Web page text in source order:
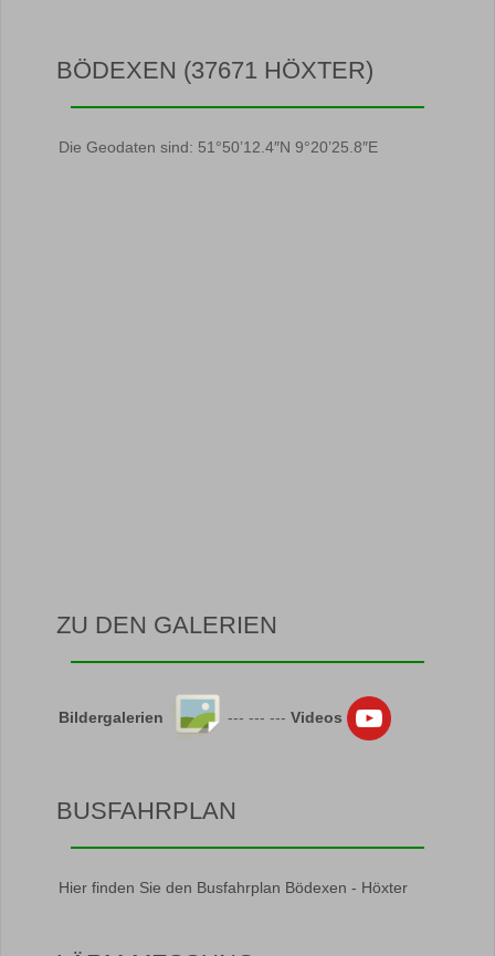
BÖDEXEN (37671 HÖXTER)
Die Geodaten sind: 51°50’12.4″N 9°20’25.8″E
ZU DEN GALERIEN
Bildergalerien --- --- --- Videos
BUSFAHRPLAN
Hier finden Sie den Busfahrplan Bödexen - Höxter